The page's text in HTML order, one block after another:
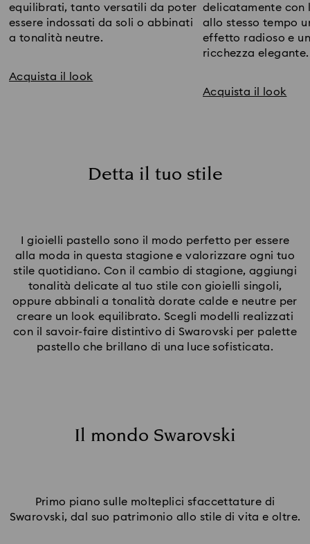
equilibrati, tanto versatili da poter
essere indossati da soli o abbinati
a tonalità neutre.
Acquista il look
delicatamente con
allo stesso tempo
effetto radioso e
ricchezza elegante.
Acquista il look
Detta il tuo stile
I gioielli pastello sono il modo perfetto per essere
alla moda in questa stagione e valorizzare ogni tuo
stile quotidiano. Con il cambio di stagione, aggiungi
tonalità delicate al tuo stile con gioielli singoli,
oppure abbinali a tonalità dorate calde e neutre per
creare un look equilibrato. Scegli modelli realizzati
con il savoir-faire distintivo di Swarovski per palette
pastello che brillano di una luce sofisticata.
Il mondo Swarovski
Primo piano sulle molteplici sfaccettature di
Swarovski, dal suo patrimonio allo stile di vita e oltre.